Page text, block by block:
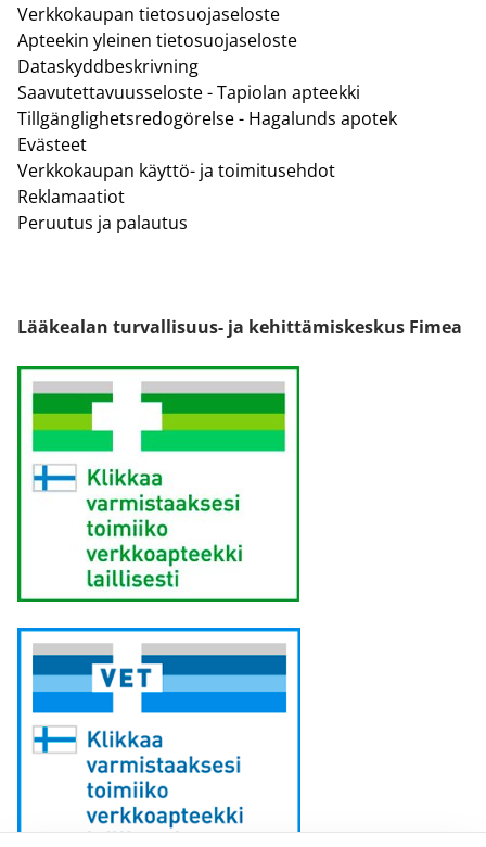
Verkkokaupan tietosuojaseloste
Apteekin yleinen tietosuojaseloste
Dataskyddbeskrivning
Saavutettavuusseloste - Tapiolan apteekki
Tillgänglighetsredogörelse - Hagalunds apotek
Evästeet
Verkkokaupan käyttö- ja toimitusehdot
Reklamaatiot
Peruutus ja palautus
Lääkealan turvallisuus- ja kehittämiskeskus Fimea